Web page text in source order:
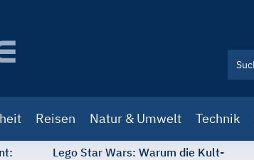
Reisen Natur & Umwelt Technik
Lego Star Wars: Warum die Kult-